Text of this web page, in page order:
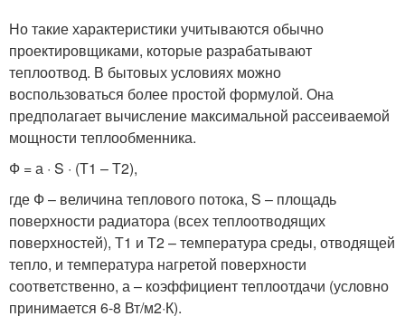
Но такие характеристики учитываются обычно
проектировщиками, которые разрабатывают
теплоотвод. В бытовых условиях можно
воспользоваться более простой формулой. Она
предполагает вычисление максимальной рассеиваемой
мощности теплообменника.
Ф = а · S · (Т1 – Т2),
где Ф – величина теплового потока, S – площадь
поверхности радиатора (всех теплоотводящих
поверхностей), Т1 и Т2 – температура среды, отводящей
тепло, и температура нагретой поверхности
соответственно, а – коэффициент теплоотдачи (условно
принимается 6-8 Вт/м2·К).